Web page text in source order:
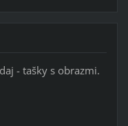
- tašky s obrazmi.